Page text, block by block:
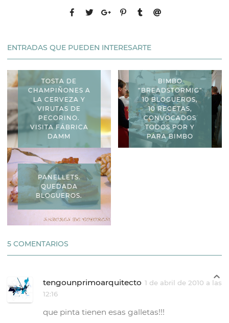
ENTRADAS QUE PUEDEN INTERESARTE
TOSTA DE
CHAMPIÑONES A
LA CERVEZA Y
VIRUTAS DE
PECORINO.
VISITA FÁBRICA
DAMM
BIMBO
"BREADSTORMIG"
10 BLOGUEROS,
10 RECETAS,
CONVOCADOS
TODOS POR Y
PARA BIMBO
PANELLETS.
QUEDADA
BLOGUEROS.
5 COMENTARIOS
tengounprimoarquitecto 1 de abril de 2010 a las
12:16
que pinta tienen esas galletas!!!